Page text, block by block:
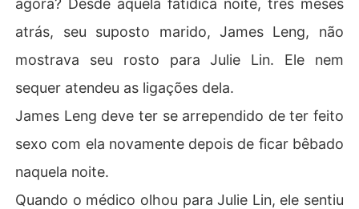
agora? Desde aquela fatídica noite, três meses
atrás, seu suposto marido, James Leng, não
mostrava seu rosto para Julie Lin. Ele nem
sequer atendeu as ligações dela.
James Leng deve ter se arrependido de ter feito
sexo com ela novamente depois de ficar bêbado
naquela noite.
Quando o médico olhou para Julie Lin, ele sentiu